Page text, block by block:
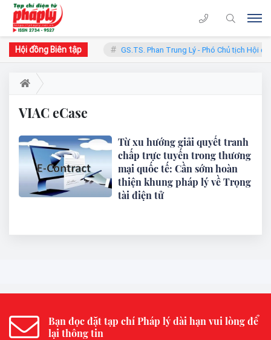
Hội đồng Biên tập
- Chủ tịch Hội đồng GS.TS. Phan Trung Lý - Phó Chủ tịch Hội
VIAC eCase
Từ xu hướng giải quyết tranh
chấp trực tuyến trong thương
mại quốc tế: Cần sớm hoàn
thiện khung pháp lý về Trọng
tài điện tử
Bạn đọc đặt tạp chí Pháp lý dài hạn vui lòng để
lại thông tin